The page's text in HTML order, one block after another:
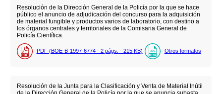
Resolución de la Dirección General de la Policía por la que se hace
público el anuncio de adjudicación del concurso para la adquisición
de material fungible y productos varios de laboratorio, con destino a
los órganos centrales y territoriales de la Comisaria General de
Policía Científica.
PDF (BOE-B-1997-6774 - 2 págs. - 215 KB) Otros formatos
Resolución de la Junta para la Clasificación y Venta de Material Inútil